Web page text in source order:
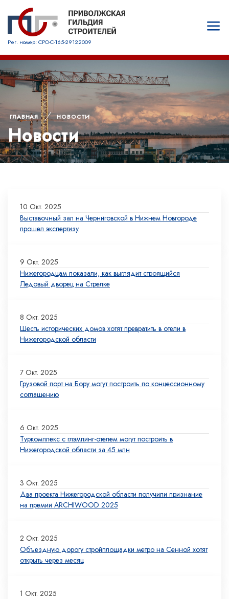
Рег. номер: СРО-С-165-29122009
ГЛАВНАЯ НОВОСТИ
Новости
10 Окт. 2025
Выставочный зал на Черниговской в Нижнем Новгороде
прошел экспертизу
9 Окт. 2025
Нижегородцам показали, как выглядит строящийся
Ледовый дворец на Стрелке
8 Окт. 2025
Шесть исторических домов хотят превратить в отели в
Нижегородской области
7 Окт. 2025
Грузовой порт на Бору могут построить по концессионному
соглашению
6 Окт. 2025
Туркомплекс с глэмпинг-отелем могут построить в
Нижегородской области за 45 млн
3 Окт. 2025
Два проекта Нижегородской области получили признание
на премии ARCHIWOOD 2025
2 Окт. 2025
Объездную дорогу стройплощадки метро на Сенной хотят
открыть через месяц
1 Окт. 2025